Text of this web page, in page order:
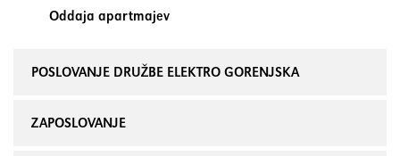
Oddaja apartmajev
POSLOVANJE DRUŽBE ELEKTRO GORENJSKA
ZAPOSLOVANJE